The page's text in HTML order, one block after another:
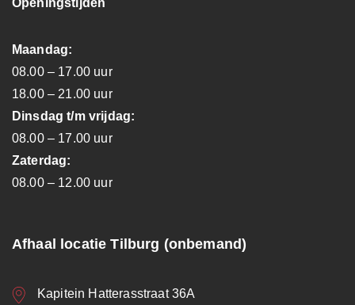
Openingstijden
Maandag:
08.00 – 17.00 uur
18.00 – 21.00 uur
Dinsdag t/m vrijdag:
08.00 – 17.00 uur
Zaterdag:
08.00 – 12.00 uur
Afhaal locatie Tilburg (onbemand)
Kapitein Hatterasstraat 36A